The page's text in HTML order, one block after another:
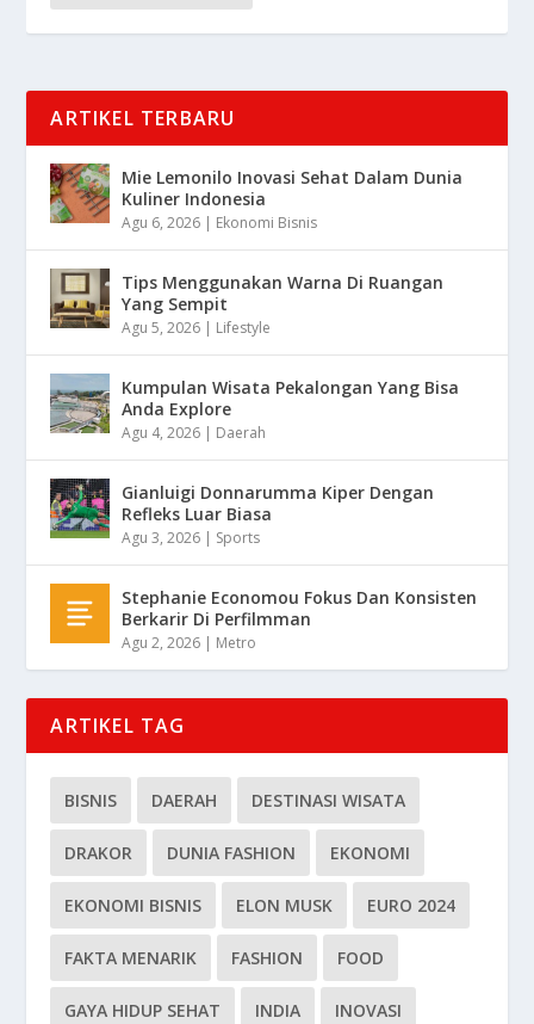
ARTIKEL TERBARU
Mie Lemonilo Inovasi Sehat Dalam Dunia
Kuliner Indonesia
Agu 6, 2026 | Ekonomi Bisnis
Tips Menggunakan Warna Di Ruangan
Yang Sempit
Agu 5, 2026 | Lifestyle
Kumpulan Wisata Pekalongan Yang Bisa
Anda Explore
Agu 4, 2026 | Daerah
Gianluigi Donnarumma Kiper Dengan
Refleks Luar Biasa
Agu 3, 2026 | Sports
Stephanie Economou Fokus Dan Konsisten
Berkarir Di Perfilmman
Agu 2, 2026 | Metro
ARTIKEL TAG
BISNIS DAERAH DESTINASI WISATA
DRAKOR DUNIA FASHION EKONOMI
EKONOMI BISNIS ELON MUSK EURO 2024
FAKTA MENARIK FASHION FOOD
GAYA HIDUP SEHAT INDIA INOVASI